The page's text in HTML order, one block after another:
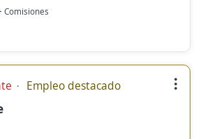
Comisiones
Empleo destacado